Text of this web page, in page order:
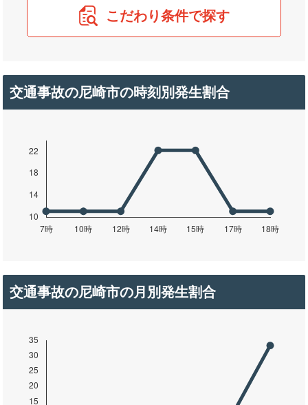
こだわり条件で探す
交通事故の尼崎市の時刻別発生割合
交通事故の尼崎市の月別発生割合